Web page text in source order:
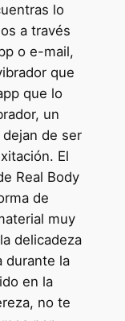
lo
a través
o e-mail,
que
que lo
un
de ser
El
Real Body
de
muy
delicadeza
durante la
en la
no te